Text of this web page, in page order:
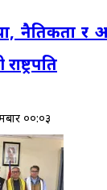
नैतिकता र
००:०३